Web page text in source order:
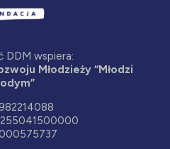
DDM wspiera:
Młodzieży “Młodzi